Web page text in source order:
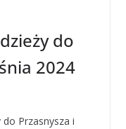
do
2024
Przasnysza i